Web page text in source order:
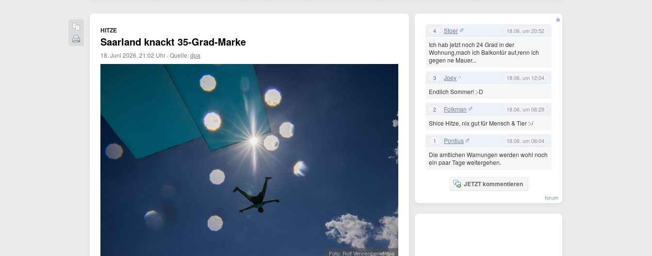
HITZE
Saarland knackt 35-Grad-Marke
18. Juni 2026, 21:02 Uhr ·Quelle:dpa
Foto: Rolf Vennenbernd/dpa
4 Stoer 18.06. um 20:52
Ich hab jetzt noch 24 Grad in der
Wohnung,mach ich Balkontür auf,renn ich
gegen ne Mauer...
3 Joey 18.06. um 12:04
Endlich Sommer! :-D
2 Folkman 18.06. um 06:29
Shice Hitze, nix gut für Mensch & Tier :-/
1 Pontius 18.06. um 06:04
Die amtlichen Warnungen werden wohl noch
ein paar Tage weitergehen.
JETZT kommentieren
forum